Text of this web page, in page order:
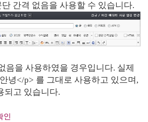
간격 없음을 사용할 수 있습니다.
음을 사용하였을 경우입니다. 실제
녕</p> 를 그대로 사용하고 있으며,
되고 있습니다.